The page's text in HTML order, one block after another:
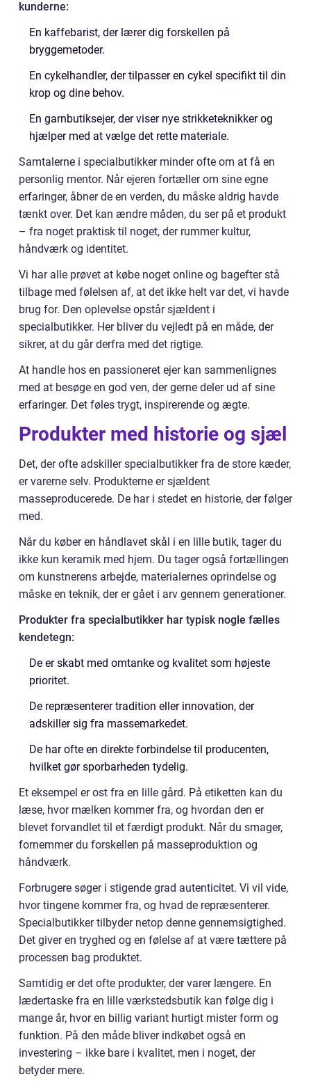
kunderne:
En kaffebarist, der lærer dig forskellen på
bryggemetoder.
En cykelhandler, der tilpasser en cykel specifikt til din
krop og dine behov.
En garnbutiksejer, der viser nye strikketeknikker og
hjælper med at vælge det rette materiale.
Samtalerne i specialbutikker minder ofte om at få en
personlig mentor. Når ejeren fortæller om sine egne
erfaringer, åbner de en verden, du måske aldrig havde
tænkt over. Det kan ændre måden, du ser på et produkt
– fra noget praktisk til noget, der rummer kultur,
håndværk og identitet.
Vi har alle prøvet at købe noget online og bagefter stå
tilbage med følelsen af, at det ikke helt var det, vi havde
brug for. Den oplevelse opstår sjældent i
specialbutikker. Her bliver du vejledt på en måde, der
sikrer, at du går derfra med det rigtige.
At handle hos en passioneret ejer kan sammenlignes
med at besøge en god ven, der gerne deler ud af sine
erfaringer. Det føles trygt, inspirerende og ægte.
Produkter med historie og sjæl
Det, der ofte adskiller specialbutikker fra de store kæder,
er varerne selv. Produkterne er sjældent
masseproducerede. De har i stedet en historie, der følger
med.
Når du køber en håndlavet skål i en lille butik, tager du
ikke kun keramik med hjem. Du tager også fortællingen
om kunstnerens arbejde, materialernes oprindelse og
måske en teknik, der er gået i arv gennem generationer.
Produkter fra specialbutikker har typisk nogle fælles
kendetegn:
De er skabt med omtanke og kvalitet som højeste
prioritet.
De repræsenterer tradition eller innovation, der
adskiller sig fra massemarkedet.
De har ofte en direkte forbindelse til producenten,
hvilket gør sporbarheden tydelig.
Et eksempel er ost fra en lille gård. På etiketten kan du
læse, hvor mælken kommer fra, og hvordan den er
blevet forvandlet til et færdigt produkt. Når du smager,
fornemmer du forskellen på masseproduktion og
håndværk.
Forbrugere søger i stigende grad autenticitet. Vi vil vide,
hvor tingene kommer fra, og hvad de repræsenterer.
Specialbutikker tilbyder netop denne gennemsigtighed.
Det giver en tryghed og en følelse af at være tættere på
processen bag produktet.
Samtidig er det ofte produkter, der varer længere. En
lædertaske fra en lille værkstedsbutik kan følge dig i
mange år, hvor en billig variant hurtigt mister form og
funktion. På den måde bliver indkøbet også en
investering – ikke bare i kvalitet, men i noget, der
betyder mere.